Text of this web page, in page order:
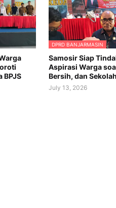
BPJS
DPRD BANJARMASIN
Samosir Siap
Aspirasi Warga
Bersih, dan
July 13, 2026